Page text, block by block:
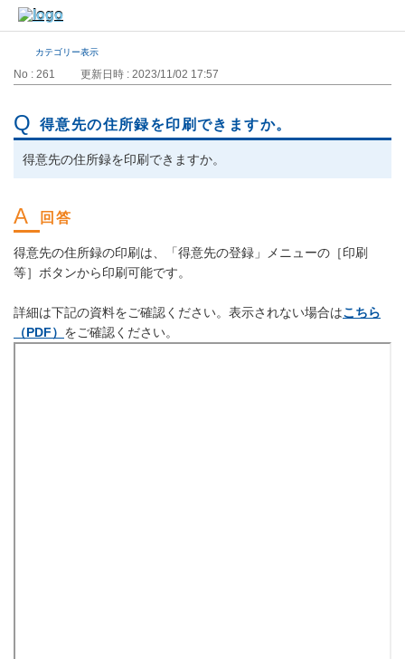
カテゴリー表示
No : 261 更新日時 : 2023/11/02 17:57
得意先の住所録を印刷できますか。
得意先の住所録を印刷できますか。
得意先の住所録の印刷は、「得意先の登録」メニューの［印刷
等］ボタンから印刷可能です。
詳細は下記の資料をご確認ください。表示されない場合はこちら
（PDF） をご確認ください。